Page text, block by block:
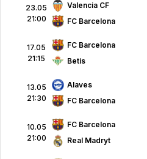
23.05
21:00
Valencia CF
FC Barcelona
17.05
21:15
FC Barcelona
Betis
13.05
21:30
Alaves
FC Barcelona
10.05
21:00
FC Barcelona
Real Madryt